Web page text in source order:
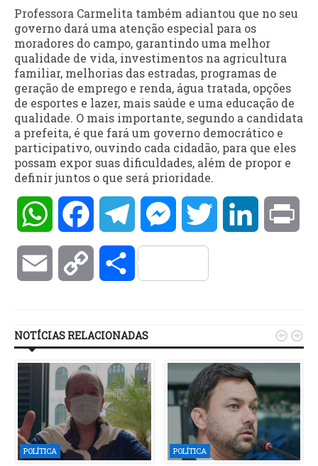
Professora Carmelita também adiantou que no seu
governo dará uma atenção especial para os
moradores do campo, garantindo uma melhor
qualidade de vida, investimentos na agricultura
familiar, melhorias das estradas, programas de
geração de emprego e renda, água tratada, opções
de esportes e lazer, mais saúde e uma educação de
qualidade. O mais importante, segundo a candidata
a prefeita, é que fará um governo democrático e
participativo, ouvindo cada cidadão, para que eles
possam expor suas dificuldades, além de propor e
definir juntos o que será prioridade.
WhatsAppFacebookTelegramMessengerTwitter LinkedIn
Email Copy Compartilhar
NOTÍCIAS RELACIONADAS
POLÍTICA POLÍTICA
 